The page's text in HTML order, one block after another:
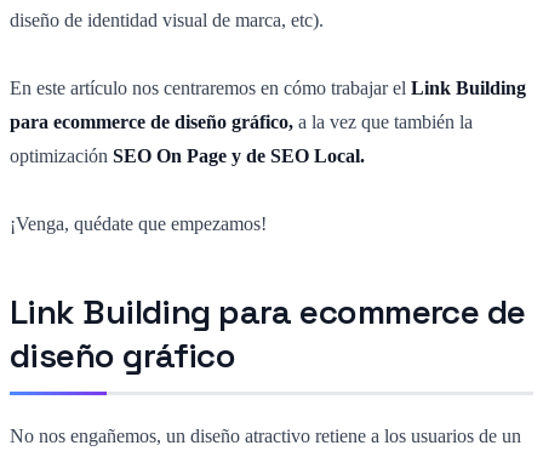
diseño de identidad visual de marca, etc).
En este artículo nos centraremos en cómo trabajar el Link Building
para ecommerce de diseño gráfico, a la vez que también la
optimización SEO On Page y de SEO Local.
¡Venga, quédate que empezamos!
Link Building para ecommerce de
diseño gráfico
No nos engañemos, un diseño atractivo retiene a los usuarios de un